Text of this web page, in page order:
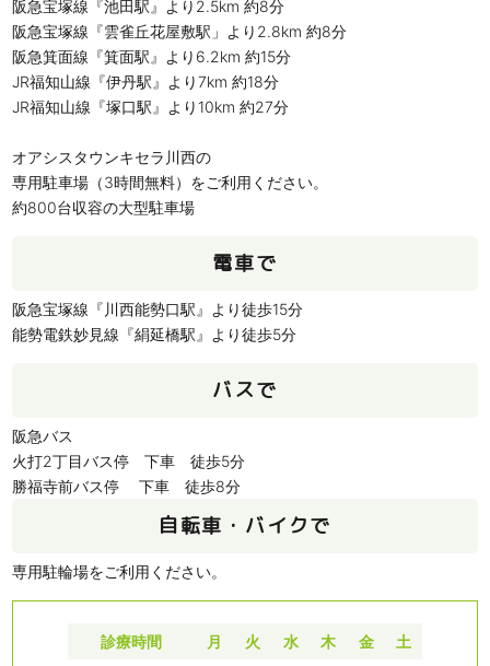
阪急宝塚線『池田駅』より2.5km 約8分
阪急宝塚線『雲雀丘花屋敷駅」より2.8km 約8分
阪急箕面線『箕面駅』より6.2km 約15分
JR福知山線『伊丹駅』より7km 約18分
JR福知山線『塚口駅』より10km 約27分
オアシスタウンキセラ川西の
専用駐車場（3時間無料）をご利用ください。
約800台収容の大型駐車場
電車で
阪急宝塚線『川西能勢口駅』より徒歩15分
能勢電鉄妙見線『絹延橋駅』より徒歩5分
バスで
阪急バス
火打2丁目バス停 下車 徒歩5分
勝福寺前バス停 下車 徒歩8分
自転車・バイクで
専用駐輪場をご利用ください。
診療時間 月 火 水 木 金
土